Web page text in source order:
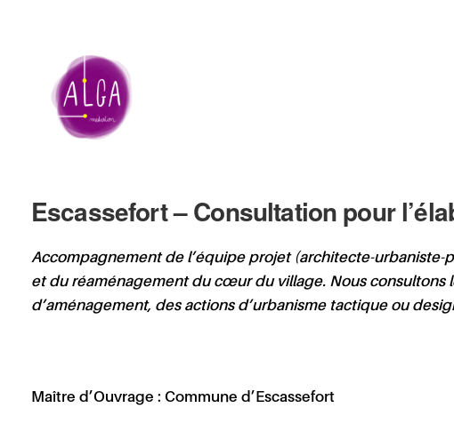
Escassefort – Consultation pour
Accompagnement de l’équipe projet (architecte-urbaniste-
et du réaménagement du cœur du village. Nous consultons
d’aménagement, des actions d’urbanisme tactique ou
Maître d’Ouvrage :Commune d’Escassefort